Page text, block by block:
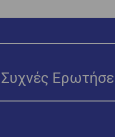
Συχνές